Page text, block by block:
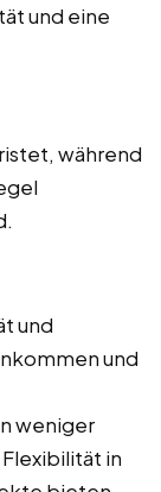
und eine
während
und
und
weniger
in